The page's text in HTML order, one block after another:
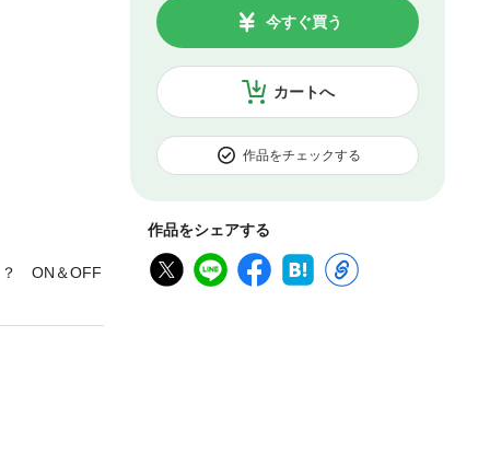
カートへ
今すぐ買う
作品をチェックする
作品をシェアする
？ ON＆OFF